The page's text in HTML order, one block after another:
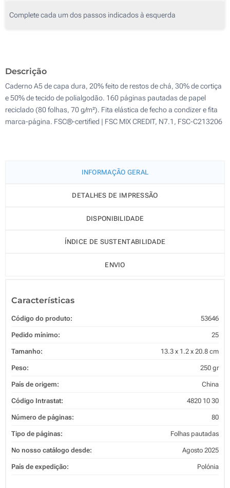
Sem impressão
125
Outra :
Complete cada um dos passos indicados à esquerda
Descrição
Caderno A5 de capa dura, 20% feito de restos de chá, 30% de cortiça
e 50% de tecido de polialgodão. 160 páginas pautadas de papel
reciclado (80 folhas, 70 g/m²). Fita elástica de fecho a condizer e fita
marca-página. FSC®-certified | FSC MIX CREDIT, N7.1, FSC-C213206
INFORMAÇÃO GERAL
DETALHES DE IMPRESSÃO
DISPONIBILIDADE
ÍNDICE DE SUSTENTABILIDADE
ENVIO
Características
Código do produto: 53646
Pedido mínimo: 25
Tamanho: 13.3 x 1.2 x 20.8 cm
Peso: 250 gr
País de origem: China
Código Intrastat: 4820 10 30
Número de páginas: 80
Tipo de páginas: Folhas pautadas
No nosso catálogo desde: Agosto 2025
País de expedição: Polónia